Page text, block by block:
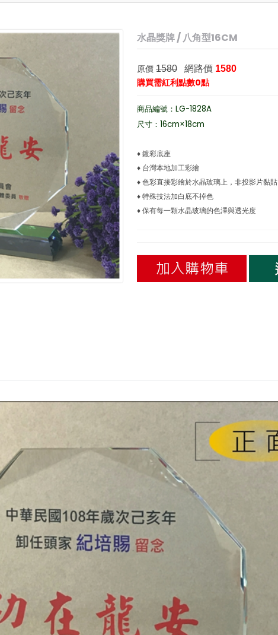
水晶獎牌 / 八角型16CM
原價 1580 網路價 1580
購買需紅利點數0點
商品編號：LG-1828A
尺寸：16cm×18cm
♦ 鍍彩底座
♦ 台灣本地加工彩繪
♦ 色彩直接彩繪於水晶玻璃上，非投影片黏貼
♦ 特殊技法加白底不掉色
♦ 保有每一顆水晶玻璃的色澤與透光度